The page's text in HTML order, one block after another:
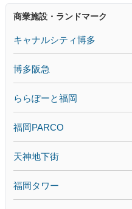
商業施設・ランドマーク
キャナルシティ博多
博多阪急
ららぽーと福岡
福岡PARCO
天神地下街
福岡タワー